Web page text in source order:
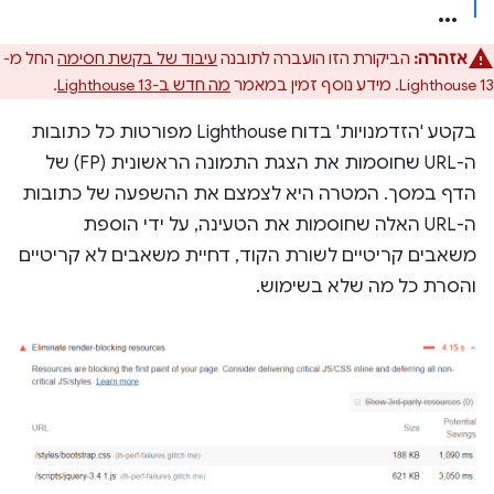
אזהרה: הביקורת הזו הועברה לתובנה עיבוד של בקשת חסימה החל מ-
Lighthouse 13. מידע נוסף זמין במאמר
מה חדש ב-Lighthouse 13 .
בקטע 'הזדמנויות' בדוח Lighthouse מפורטות כל כתובות
ה-URL שחוסמות את הצגת התמונה הראשונית (FP) של
הדף במסך. המטרה היא לצמצם את ההשפעה של כתובות
ה-URL האלה שחוסמות את הטעינה, על ידי הוספת
משאבים קריטיים לשורת הקוד, דחיית משאבים לא קריטיים
והסרת כל מה שלא בשימוש.